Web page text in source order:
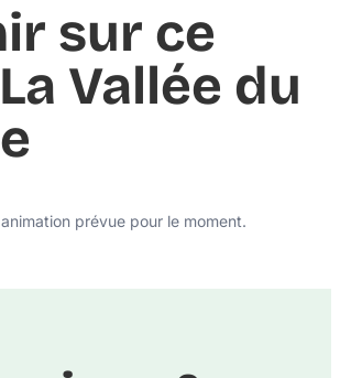
sur ce
Vallée du
prévue pour le moment.